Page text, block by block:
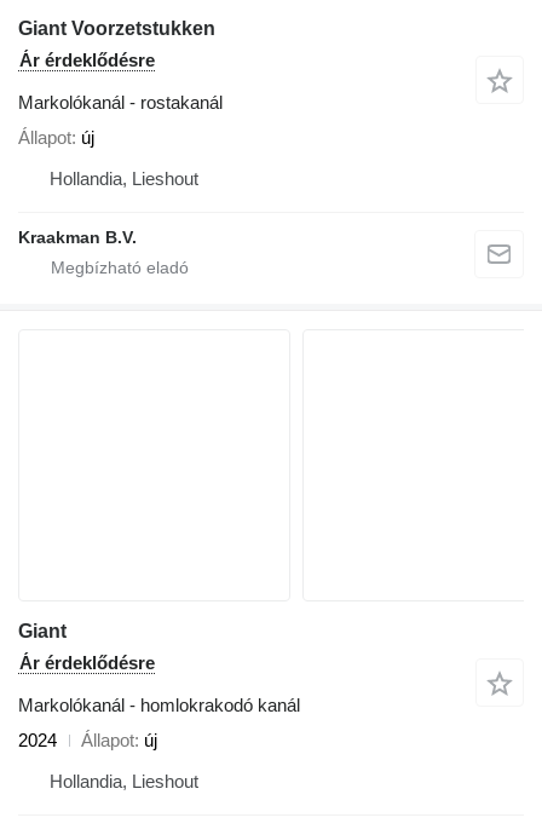
Giant Voorzetstukken
Ár érdeklődésre
Markolókanál - rostakanál
Állapot új
Hollandia, Lieshout
Kraakman B.V.
Giant
Ár érdeklődésre
Markolókanál - homlokrakodó kanál
2024
Állapot új
Hollandia, Lieshout